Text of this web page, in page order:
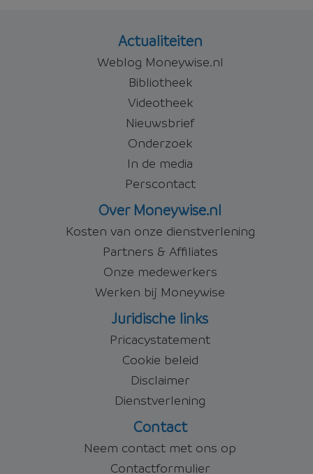
Actualiteiten
Weblog Moneywise.nl
Bibliotheek
Videotheek
Nieuwsbrief
Onderzoek
In de media
Perscontact
Over Moneywise.nl
Kosten van onze dienstverlening
Partners & Affiliates
Onze medewerkers
Werken bij Moneywise
Juridische links
Pricacystatement
Cookie beleid
Disclaimer
Dienstverlening
Contact
Neem contact met ons op
Contactformulier